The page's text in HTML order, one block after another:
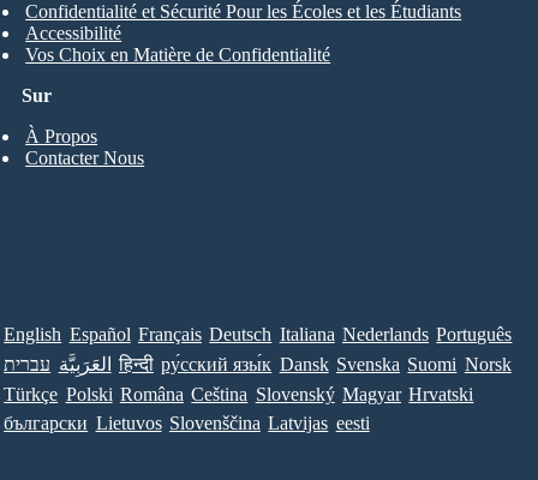
Sur
À Propos
Contacter Nous
Confidentialité et Sécurité Pour les Écoles et les Étudiants
Accessibilité
Vos Choix en Matière de Confidentialité
English Español Français Deutsch Italiana Nederlands Português
עברית العَرَبِيَّة हिन्दी ру́сский язы́к Dansk Svenska Suomi Norsk
Türkçe Polski Româna Ceština Slovenský Magyar Hrvatski
български Lietuvos Slovenščina Latvijas eesti